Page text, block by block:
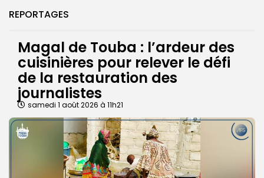
REPORTAGES
Magal de Touba : l’ardeur des
cuisinières pour relever le défi
de la restauration des
journalistes
samedi 1 août 2026 à 11h21